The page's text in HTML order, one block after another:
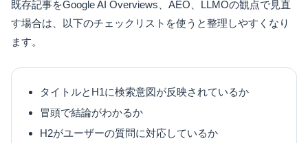
既存記事をGoogle AI Overviews、AEO、LLMOの観点で見直
す場合は、以下のチェックリストを使うと整理しやすくなり
ます。
タイトルとH1に検索意図が反映されているか
冒頭で結論がわかるか
H2がユーザーの質問に対応しているか